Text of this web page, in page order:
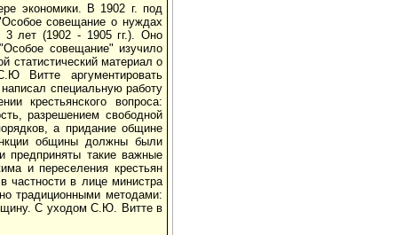
экономики. В 1902 г. под
совещание о нуждах
3 лет (1902 - 1905 гг.). Оно
совещание" изучило
статистический материал о
Витте аргументировать
специальную работу
крестьянского вопроса:
разрешением свободной
а придание общине
общины должны были
такие важные
и переселения крестьян
частности в лице министра
традиционными методами:
С уходом С.Ю. Витте в